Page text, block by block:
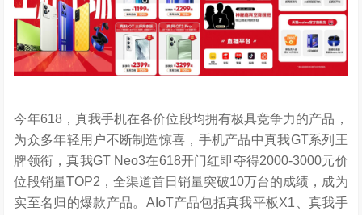
今年618，真我手机在各价位段均拥有极具竞争力的产品，
为众多年轻用户不断制造惊喜，手机产品中真我GT系列王
牌领衔，真我GT Neo3在618开门红即夺得2000-3000元价
位段销量TOP2，全渠道首日销量突破10万台的成绩，成为
实至名归的爆款产品。AIoT产品包括真我平板X1、真我手